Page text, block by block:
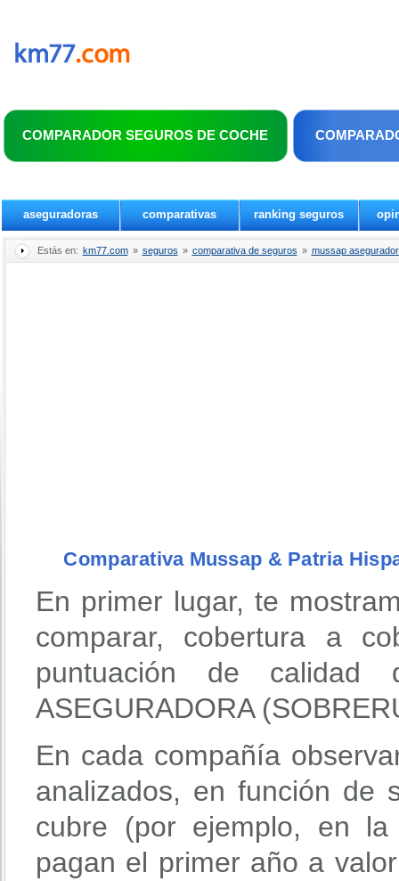
COMPARADOR SEGUROS DE COCHE
aseguradoras comparativas ranking seguros
Estás en: km77.com » seguros » comparativa de seguros » mussap
Comparativa Mussap & Patria
En primer lugar, te
comparar, cobertura a
puntuación de calidad
ASEGURADORA
En cada compañía
analizados, en función de
cubre (por ejemplo, en
pagan el primer año a